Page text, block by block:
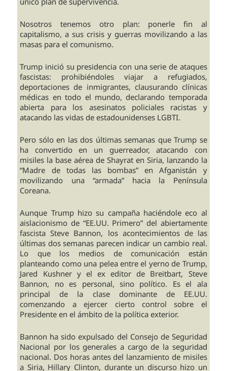
Nosotros tenemos otro plan: ponerle fin al
capitalismo, a sus crisis y guerras movilizando a las
masas para el comunismo.
Trump inició su presidencia con una serie de ataques
fascistas: prohibiéndoles viajar a refugiados,
deportaciones de inmigrantes, clausurando clínicas
médicas en todo el mundo, declarando temporada
abierta para los asesinatos policiales racistas y
atacando las vidas de estadounidenses LGBTI.
Pero sólo en las dos últimas semanas que Trump se
ha convertido en un guerreador, atacando con
misiles la base aérea de Shayrat en Siria, lanzando la
“Madre de todas las bombas” en Afganistán y
movilizando una “armada” hacia la Península
Coreana.
Aunque Trump hizo su campaña haciéndole eco al
aislacionismo de “EE.UU. Primero” del abiertamente
fascista Steve Bannon, los acontecimientos de las
últimas dos semanas parecen indicar un cambio real.
Lo que los medios de comunicación están
planteando como una pelea entre el yerno de Trump,
Jared Kushner y el ex editor de Breitbart, Steve
Bannon, no es personal, sino político. Es el ala
principal de la clase dominante de EE.UU.
comenzando a ejercer cierto control sobre el
Presidente en el ámbito de la política exterior.
Bannon ha sido expulsado del Consejo de Seguridad
Nacional por los generales a cargo de la seguridad
nacional. Dos horas antes del lanzamiento de misiles
a Siria, Hillary Clinton, durante un discurso hizo un